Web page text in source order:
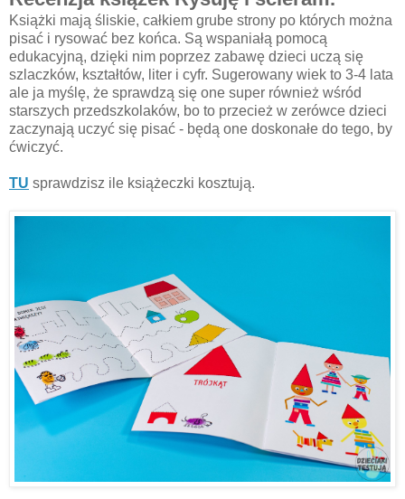
Książki mają śliskie, całkiem grube strony po których można
pisać i rysować bez końca. Są wspaniałą pomocą
edukacyjną, dzięki nim poprzez zabawę dzieci uczą się
szlaczków, kształtów, liter i cyfr. Sugerowany wiek to 3-4 lata
ale ja myślę, że sprawdzą się one super również wśród
starszych przedszkolaków, bo to przecież w zerówce dzieci
zaczynają uczyć się pisać - będą one doskonałe do tego, by
ćwiczyć.
TU sprawdzisz ile książeczki kosztują.